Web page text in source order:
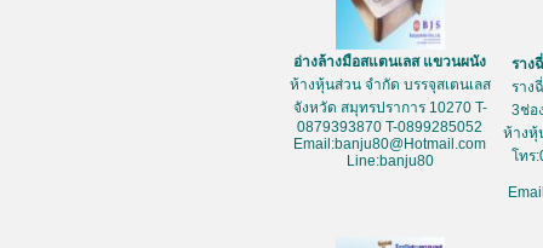
อ่างล้างมือสแตนเลส แขวนผนัง
ห้างหุ้นส่วน จำกัด บรรจุสเตนเลส
จังหวัด สมุทรปราการ 10270 T-
0879393870 T-0899285052
Email:banju80@Hotmail.com
Line:banju80
ราง
ราง
3ช่อ
ห้างหุ้
โทร